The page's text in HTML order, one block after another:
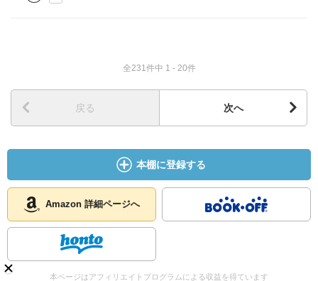
全231件中 1 - 20件
戻る 次へ
本棚に登録する
Amazon 詳細ページへ
本ページはアフィリエイトプログラムによる収益を得ています